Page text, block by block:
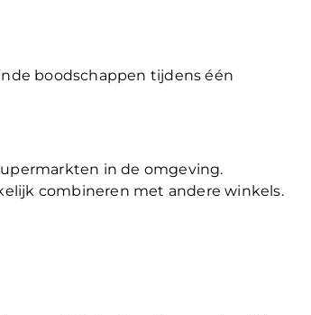
boodschappen tijdens één
in de omgeving.
combineren met andere winkels.